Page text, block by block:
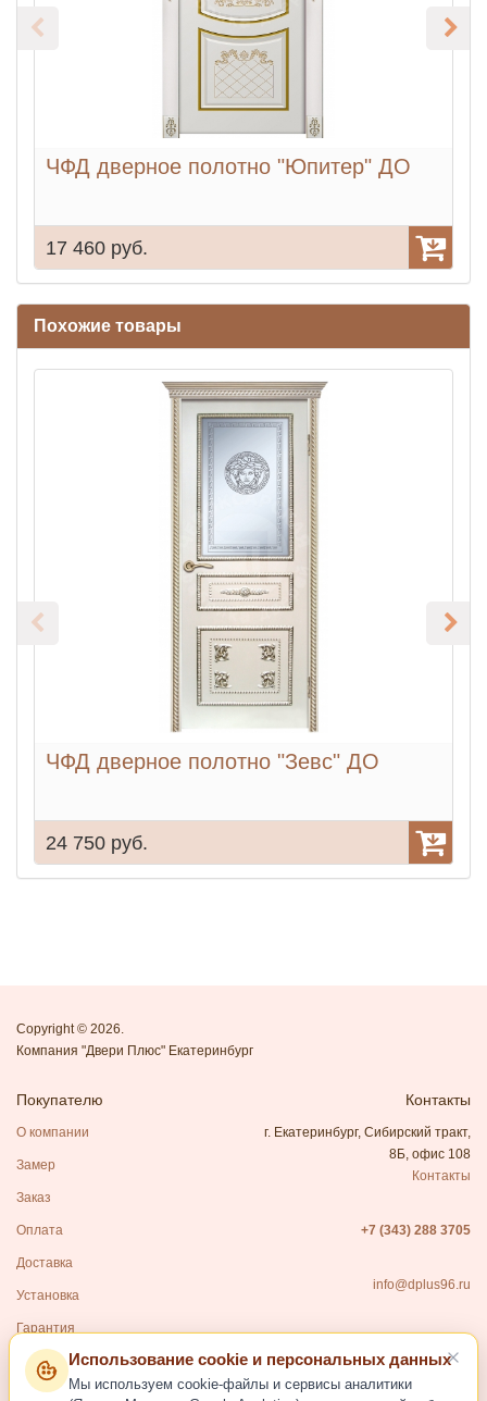
ЧФД дверное полотно "Юпитер" ДО
17 460 руб.
Похожие товары
ЧФД дверное полотно "Зевс" ДО
24 750 руб.
Copyright © 2026.
Компания "Двери Плюс" Екатеринбург
Покупателю
О компании
Замер
Заказ
Оплата
Доставка
Установка
Гарантия
Контакты
г. Екатеринбург, Сибирский тракт,
8Б, офис 108
Контакты
+7 (343) 288 3705
info@dplus96.ru
КаталогИспользование cookie и персональных данных
Мы используем cookie-файлы и сервисы аналитики